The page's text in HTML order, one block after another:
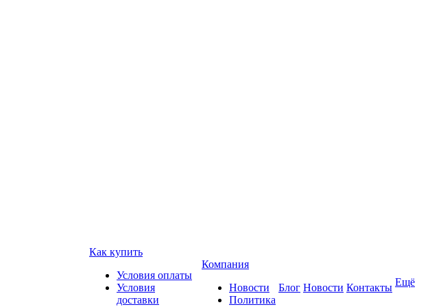
Как купить
Условия оплаты
Условия
доставки
Компания
Новости
Политика
Блог Новости Контакты Ещё